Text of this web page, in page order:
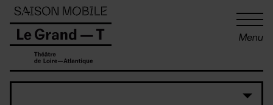
Menu
Panneau de gestion des cookies